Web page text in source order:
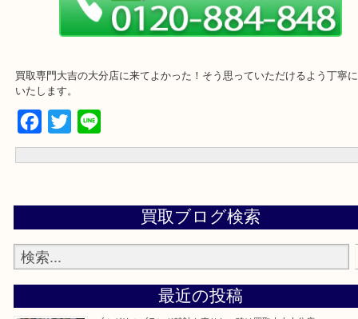
買取専門大吉の大分店に来てよかった！そう思っていただけるよう
いたします。
Facebook
Twitter
Line